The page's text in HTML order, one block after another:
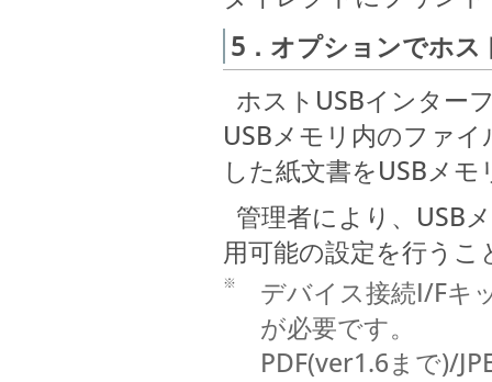
5．オプションでホス
ホストUSBインター
USBメモリ内のファ
した紙文書をUSBメ
管理者により、USB
用可能の設定を行う
※
デバイス接続I/Fキ
が必要です。
PDF(ver1.6まで)/